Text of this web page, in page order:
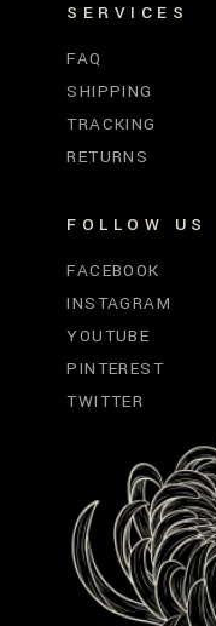
SERVICES
FAQ
SHIPPING
TRACKING
RETURNS
FOLLOW US
FACEBOOK
INSTAGRAM
YOUTUBE
PINTEREST
TWITTER